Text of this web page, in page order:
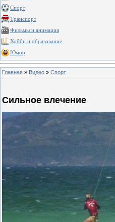
Спорт
Транспорт
Фильмы и анимация
Хобби и образование
Юмор
Главная » Видео » Спорт
Сильное влечение